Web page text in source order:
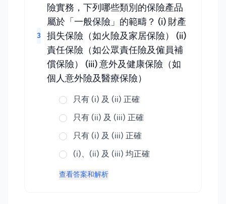
3
險實務，下列哪些類別的保險產品
屬於「一般保險」的範疇？ (i) 財產
損失保險（如火險及家居保險） (ii)
責任保險（如公眾責任險及僱員補
償保險） (iii) 意外及健康保險（如
個人意外險及醫療保險）
只有 (i) 及 (ii) 正確
只有 (ii) 及 (iii) 正確
只有 (i) 及 (iii) 正確
(i)、(ii) 及 (iii) 均正確
查看答案和解析